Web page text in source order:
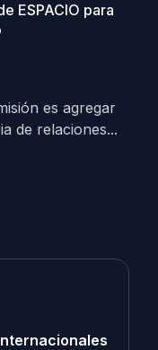
ESPACIO para
es agregar
de relaciones...